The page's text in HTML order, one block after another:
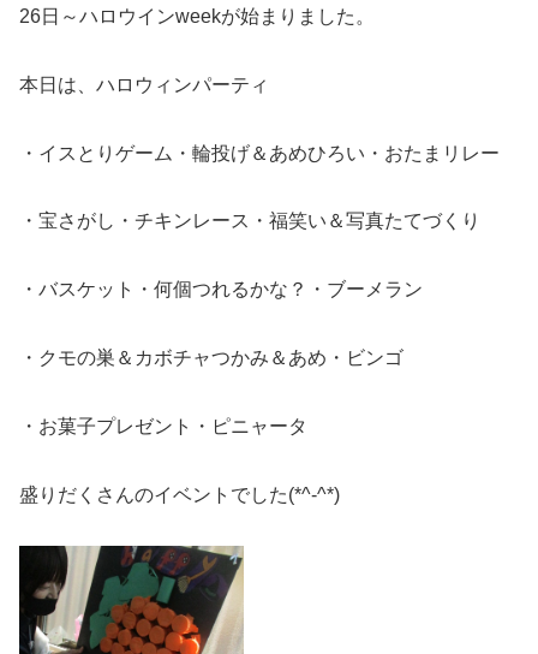
26日～ハロウインweekが始まりました。
本日は、ハロウィンパーティ
・イスとりゲーム・輪投げ＆あめひろい・おたまリレー
・宝さがし・チキンレース・福笑い＆写真たてづくり
・バスケット・何個つれるかな？・ブーメラン
・クモの巣＆カボチャつかみ＆あめ・ビンゴ
・お菓子プレゼント・ピニャータ
盛りだくさんのイベントでした(*^-^*)